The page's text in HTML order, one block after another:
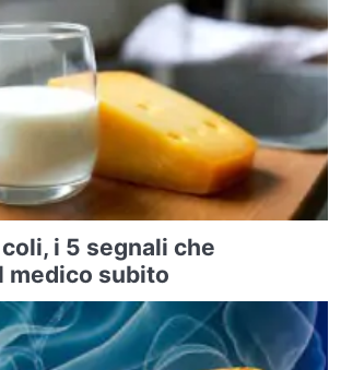
i 5 segnali che
medico subito